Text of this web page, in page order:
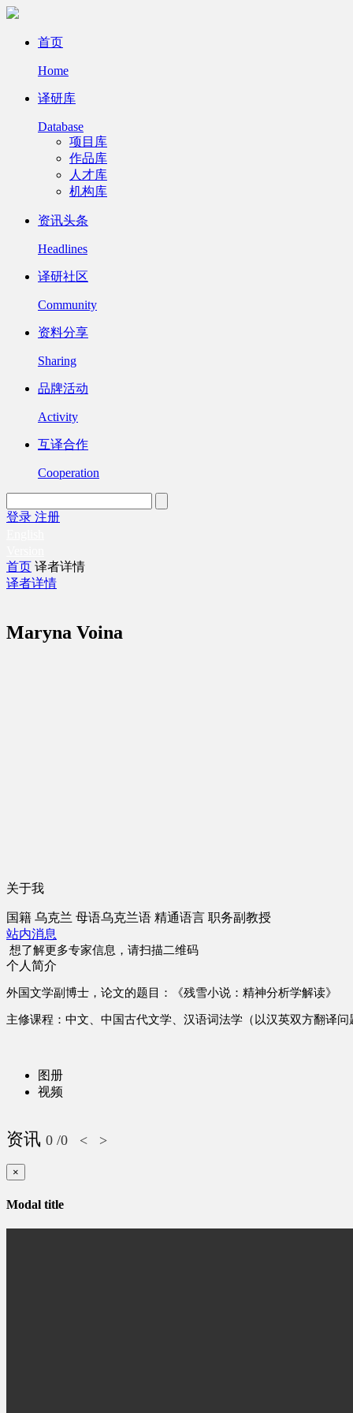
首页
Home
译研库
Database
项目库
作品库
人才库
机构库
资讯头条
Headlines
译研社区
Community
资料分享
Sharing
品牌活动
Activity
互译合作
Cooperation
登录 注册
首页 译者详情
译者详情
Maryna Voina
关于我
国籍 乌克兰 母语乌克兰语 精通语言 职务副教授
站内消息
想了解更多专家信息，请扫描二维码
个人简介
外国文学副博士，论文的题目：《残雪小说：精神分析学解读》
主修课程：中文、中国古代文学、汉语词法学（以汉英双方翻译问
图册
视频
资讯 0 /0 < >
×
Modal title